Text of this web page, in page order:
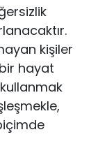
kişiler
hayat